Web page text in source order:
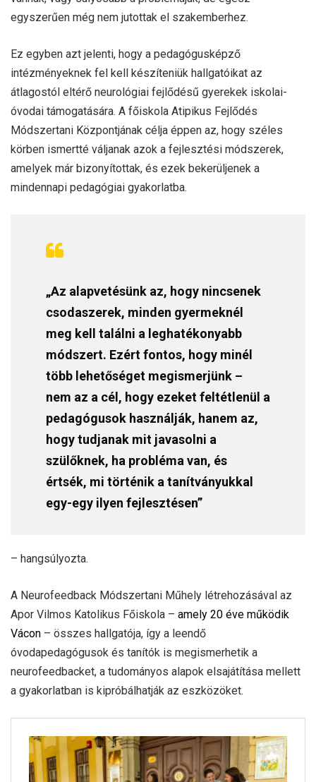
egyszerűen még nem jutottak el szakemberhez.
Ez egyben azt jelenti, hogy a pedagógusképző
intézményeknek fel kell készíteniük hallgatóikat az
átlagostól eltérő neurológiai fejlődésű gyerekek iskolai-
óvodai támogatására. A főiskola Atipikus Fejlődés
Módszertani Központjának célja éppen az, hogy széles
körben ismertté váljanak azok a fejlesztési módszerek,
amelyek már bizonyítottak, és ezek bekerüljenek a
mindennapi pedagógiai gyakorlatba.
„Az alapvetésünk az, hogy nincsenek
csodaszerek, minden gyermeknél
meg kell találni a leghatékonyabb
módszert. Ezért fontos, hogy minél
több lehetőséget megismerjünk –
nem az a cél, hogy ezeket feltétlenül a
pedagógusok használják, hanem az,
hogy tudjanak mit javasolni a
szülőknek, ha probléma van, és
értsék, mi történik a tanítványukkal
egy-egy ilyen fejlesztésen”
– hangsúlyozta.
A Neurofeedback Módszertani Műhely létrehozásával az
Apor Vilmos Katolikus Főiskola – amely 20 éve működik
Vácon – összes hallgatója, így a leendő
óvodapedagógusok és tanítók is megismerhetik a
neurofeedbacket, a tudományos alapok elsajátítása mellett
a gyakorlatban is kipróbálhatják az eszközöket.